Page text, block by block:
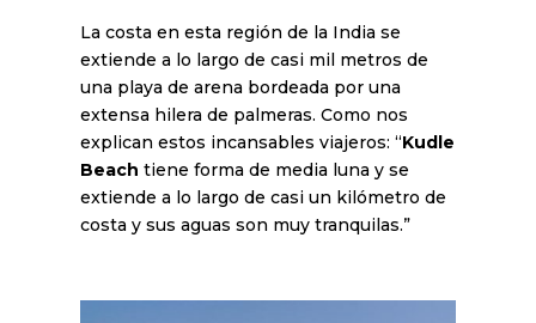
La costa en esta región de la India se
extiende a lo largo de casi mil metros de
una playa de arena bordeada por una
extensa hilera de palmeras. Como nos
explican estos incansables viajeros: “Kudle
Beach tiene forma de media luna y se
extiende a lo largo de casi un kilómetro de
costa y sus aguas son muy tranquilas.”